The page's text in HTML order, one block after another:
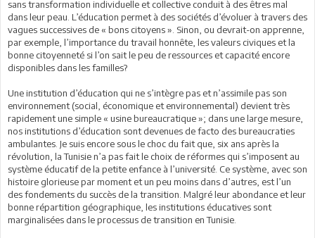
sans transformation individuelle et collective conduit à des êtres mal
dans leur peau. L’éducation permet à des sociétés d’évoluer à travers des
vagues successives de « bons citoyens ». Sinon, ou devrait-on apprenne,
par exemple, l’importance du travail honnête, les valeurs civiques et la
bonne citoyenneté si l’on sait le peu de ressources et capacité encore
disponibles dans les familles?
Une institution d’éducation qui ne s’intègre pas et n’assimile pas son
environnement (social, économique et environnemental) devient très
rapidement une simple « usine bureaucratique »; dans une large mesure,
nos institutions d’éducation sont devenues de facto des bureaucraties
ambulantes. Je suis encore sous le choc du fait que, six ans après la
révolution, la Tunisie n’a pas fait le choix de réformes qui s’imposent au
système éducatif de la petite enfance à l’université. Ce système, avec son
histoire glorieuse par moment et un peu moins dans d’autres, est l’un
des fondements du succès de la transition. Malgré leur abondance et leur
bonne répartition géographique, les institutions éducatives sont
marginalisées dans le processus de transition en Tunisie.